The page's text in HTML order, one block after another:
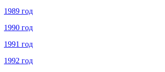
1989 год
1990 год
1991 год
1992 год